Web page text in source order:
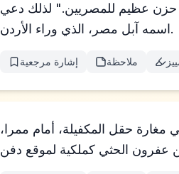
حزن عظيم للمصريين." لذلك دعي
اسمه آبل مصر، الذي وراء الأردن.
إشارة مرجعية ملاحظة
مغارة حقل المكفيلة، أمام ممرا،